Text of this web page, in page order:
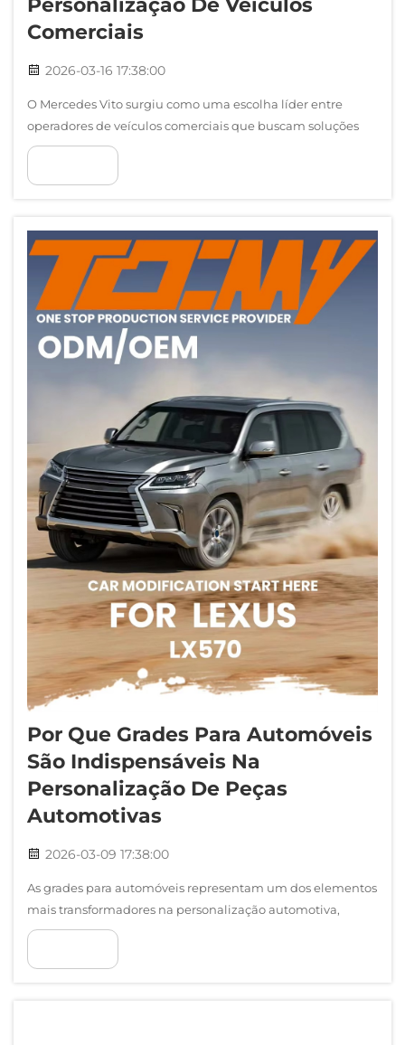
Personalização De Veículos
Comerciais
2026-03-16 17:38:00
O Mercedes Vito surgiu como uma escolha líder entre
operadores de veículos comerciais que buscam soluções
abrangentes de personalização, consolidando-se como
Por Que Grades Para Automóveis
São Indispensáveis Na
Personalização De Peças
Automotivas
2026-03-09 17:38:00
As grades para automóveis representam um dos elementos
mais transformadores na personalização automotiva,
alterando fundamentalmente tanto o apelo visual quanto